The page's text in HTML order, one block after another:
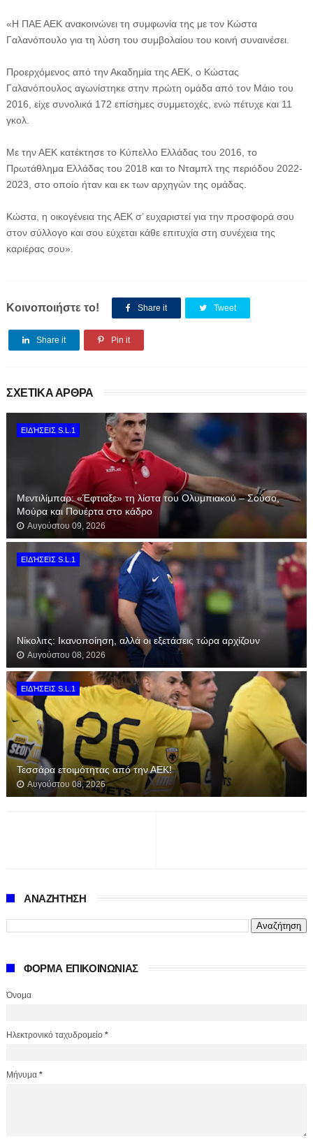
«H ΠΑΕ ΑΕΚ ανακοινώνει τη συμφωνία της με τον Κώστα
Γαλανόπουλο για τη λύση του συμβολαίου του κοινή συναινέσει.
Προερχόμενος από την Ακαδημία της ΑΕΚ, ο Κώστας
Γαλανόπουλος αγωνίστηκε στην πρώτη ομάδα από τον Μάιο του
2016, είχε συνολικά 172 επίσημες συμμετοχές, ενώ πέτυχε και 11
γκολ.
Με την ΑΕΚ κατέκτησε το Κύπελλο Ελλάδας του 2016, το
Πρωτάθλημα Ελλάδας του 2018 και το Νταμπλ της περιόδου 2022-
2023, στο οποίο ήταν και εκ των αρχηγών της ομάδας.
Κώστα, η οικογένεια της ΑΕΚ σ’ ευχαριστεί για την προσφορά σου
στον σύλλογο και σου εύχεται κάθε επιτυχία στη συνέχεια της
καριέρας σου».
Κοινοποιήστε το! Share it Tweet
Share it Pin it
ΣΧΕΤΙΚΑ ΑΡΘΡΑ
ΕΙΔΉΣΕΙΣ S.L.1
Μεντιλίμπαρ: «Έφτιαξε» τη λίστα του Ολυμπιακού – Σούσο,
Μούρα και Πουέρτα στο κάδρο
Αυγούστου 09, 2026
ΕΙΔΉΣΕΙΣ S.L.1
Νίκολιτς: Ικανοποίηση, αλλά οι εξετάσεις τώρα αρχίζουν
Αυγούστου 08, 2026
ΕΙΔΉΣΕΙΣ S.L.1
Τεσσάρα ετοιμότητας από την ΑΕΚ!
Αυγούστου 08, 2026
ΑΝΑΖΗΤΗΣΗ
ΦΟΡΜΑ ΕΠΙΚΟΙΝΩΝΙΑΣ
Όνομα
Ηλεκτρονικό ταχυδρομείο *
Μήνυμα *